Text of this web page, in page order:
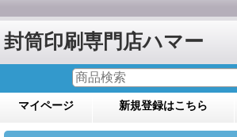
封筒印刷専門店ハマー
マイページ 新規登録はこちら